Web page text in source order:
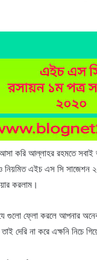
করি আল্লাহর রহমতে
এইচ এস সি সাজেশন
করলাম।
গুলো ফ্লো করলে আপনার
দেরি না করে এক্ষনি নিচে